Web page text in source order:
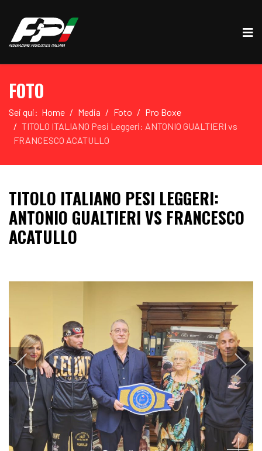
FOTO
Sei qui: Home Media Foto
Pro Boxe
TITOLO ITALIANO Pesi Leggeri: ANTONIO GUALTIERI vs
FRANCESCO ACATULLO
TITOLO ITALIANO PESI LEGGERI:
ANTONIO GUALTIERI VS FRANCESCO
ACATULLO